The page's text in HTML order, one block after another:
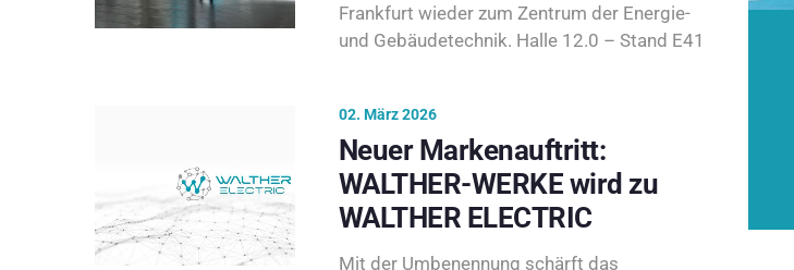
Frankfurt wieder zum Zentrum der Energie-
und Gebäudetechnik. Halle 12.0 – Stand E41
02. März 2026
Neuer Markenauftritt:
WALTHER-WERKE wird zu
WALTHER ELECTRIC
Mit der Umbenennung schärft das